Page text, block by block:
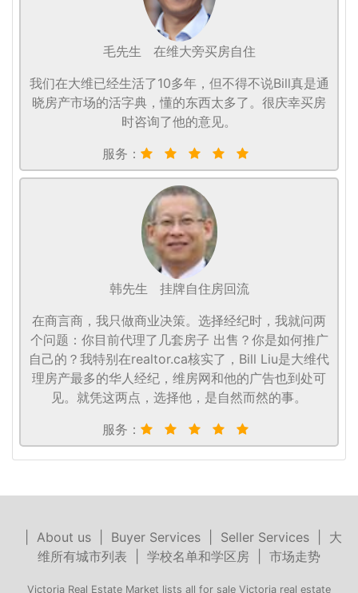
毛先生
在维大旁买房自住
我们在大维已经生活了10多年，但不得不说Bill真是通
晓房产市场的活字典，懂的东西太多了。很庆幸买房
时咨询了他的意见。
服务：
韩先生
挂牌自住房回流
在商言商，我只做商业决策。选择经纪时，我就问两
个问题：你目前代理了几套房子 出售？你是如何推广
自己的？我特别在realtor.ca核实了，Bill Liu是大维代
理房产最多的华人经纪，维房网和他的广告也到处可
见。就凭这两点，选择他，是自然而然的事。
服务：
About us| Buyer Services| Seller Services| 大
维所有城市列表
学校名单和学区房 市场走势
Victoria Real Estate Market lists all for sale Victoria real estate